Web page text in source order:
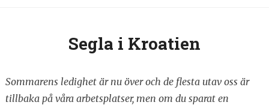
Segla i Kroatien
Sommarens ledighet är nu över och de flesta utav oss är
tillbaka på våra arbetsplatser, men om du sparat en